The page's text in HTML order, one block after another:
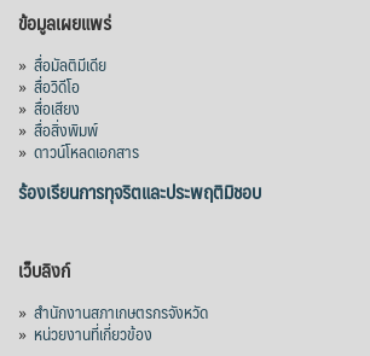
ข้อมูลเผยแพร่
» สื่อมัลติมีเดีย
» สื่อวิดีโอ
» สื่อเสียง
» สื่อสิ่งพิมพ์
» ดาวน์โหลดเอกสาร
ร้องเรียนการทุจริตและประพฤติมิชอบ
เว็บลิงก์
» สำนักงานสภาเกษตรกรจังหวัด
» หน่วยงานที่เกี่ยวข้อง